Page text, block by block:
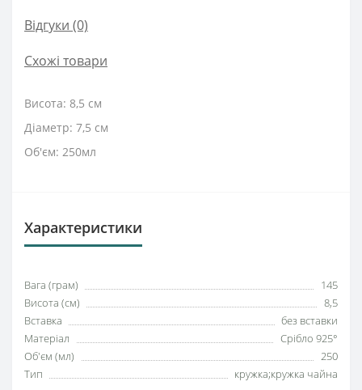
Відгуки (0)
Схожі товари
Висота: 8,5 см
Діаметр: 7,5 см
Об'єм: 250мл
Характеристики
Вага (грам)
145
Висота (см)
8,5
Вставка
без вставки
Матеріал
Срібло 925°
Об'єм (мл)
250
Тип
кружка;кружка чайна